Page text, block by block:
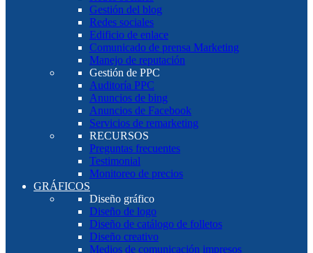
Gestión del blog
Redes sociales
Edificio de enlace
Comunicado de prensa Marketing
Manejo de reputación
Gestión de PPC
Auditoría PPC
Anuncios de bing
Anuncios de Facebook
Servicios de remarketing
RECURSOS
Preguntas frecuentes
Testimonial
Monitoreo de precios
GRÁFICOS
Diseño gráfico
Diseño de logo
Diseño de catálogo de folletos
Diseño creativo
Medios de comunicación impresos